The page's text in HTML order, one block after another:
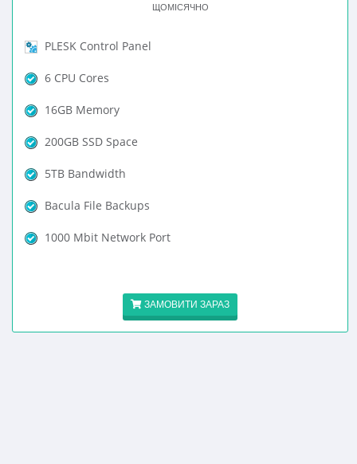
ЩОМІСЯЧНО
PLESK Control Panel
6 CPU Cores
16GB Memory
200GB SSD Space
5TB Bandwidth
Bacula File Backups
1000 Mbit Network Port
ЗАМОВИТИ ЗАРАЗ